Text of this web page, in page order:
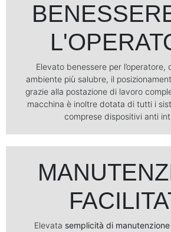
Elevato benessere per l’operatore,
ambiente più salubre, il
grazie alla postazione di lavoro
macchina è inoltre dotata di tutti i
comprese dispositivi anti
Elevata semplicità di manutenzione